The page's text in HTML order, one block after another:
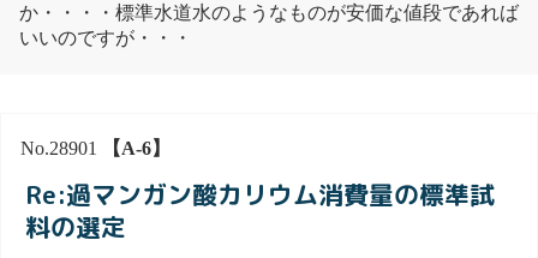
か・・・・標準水道水のようなものが安価な値段であれば
いいのですが・・・
No.28901 【A-6】
Re:過マンガン酸カリウム消費量の標準試
料の選定